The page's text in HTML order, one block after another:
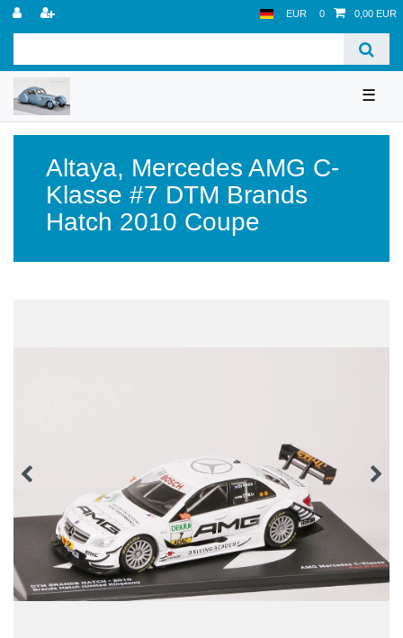
EUR 0 0,00 EUR
☰
Altaya, Mercedes AMG C-
Klasse #7 DTM Brands
Hatch 2010 Coupe